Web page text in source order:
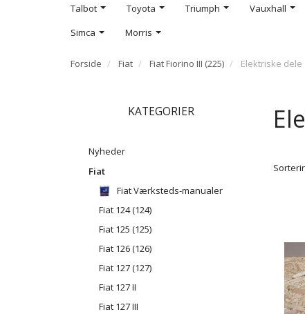
Talbot
Toyota Triumph Vauxhall
Simca
Morris
Forside Fiat Fiat Fiorino III (225) Elektriske dele
KATEGORIER
Nyheder
Fiat
Fiat Værksteds-manualer
Fiat 124 (124)
Fiat 125 (125)
Fiat 126 (126)
Fiat 127 (127)
Fiat 127 II
Fiat 127 III